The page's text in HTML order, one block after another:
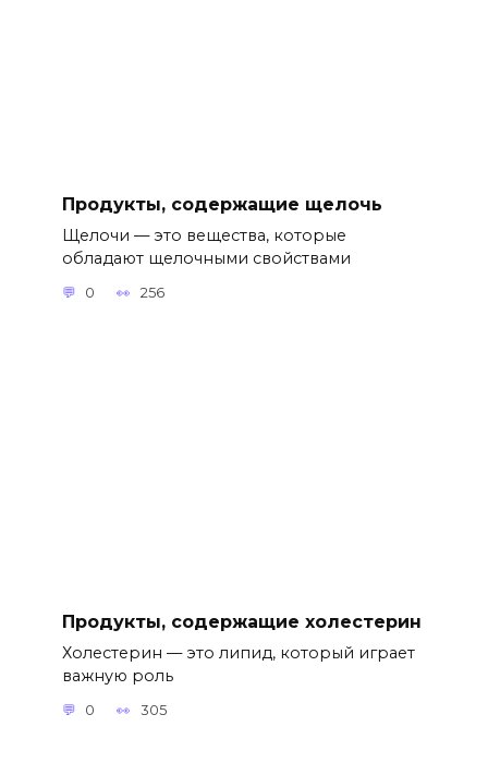
Продукты, содержащие щелочь
Щелочи — это вещества, которые
обладают щелочными свойствами
0 256
Продукты, содержащие холестерин
Холестерин — это липид, который играет
важную роль
0 305